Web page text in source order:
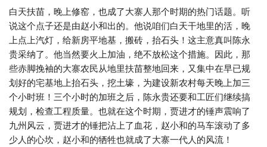
白天扶苗，晚上修窑，也成了大寨人那个时期的热门话题。听
说这个点子还是由赵小和出的。他说咱们白天干地里的活，晚
上点上汽灯，给新房平地基，搬砖，抬石头！这主意真叫陈永
贵采纳了。他当然要火上加油，绝不放松这个措施。因此，那
些赤脚挽袖的大寨农民从地里扶苗整地回来，又集中在早已规
划好的宅基地上抬石头，挖土壕，为建设新农村每天晚上加三
个小时班！三个小时的加班之后，陈永贵还要和工匠们继续搞
规划，检查工程质量。也就在这个时期，贾进才的锤声震响了
九州风云，贾进才的锤把沾上了血花，赵小和的马车滚动了多
少人的心坎，赵小和的牺牲也就成了大寨一代人的风流！